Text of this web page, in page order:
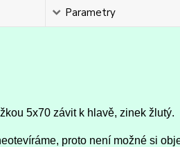
Parametry
5x70 závit k hlavě, zinek žlutý.
proto není možné si